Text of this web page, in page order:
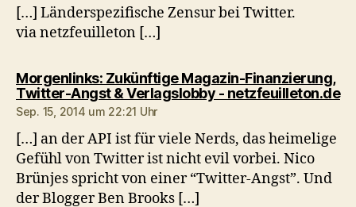
[…] Länderspezifische Zensur bei Twitter.
via netzfeuilleton […]
Morgenlinks: Zukünftige Magazin-Finanzierung,
Twitter-Angst & Verlagslobby - netzfeuilleton.de
Sep. 15, 2014 um 22:21 Uhr
[…] an der API ist für viele Nerds, das heimelige
Gefühl von Twitter ist nicht evil vorbei. Nico
Brünjes spricht von einer “Twitter-Angst”. Und
der Blogger Ben Brooks […]